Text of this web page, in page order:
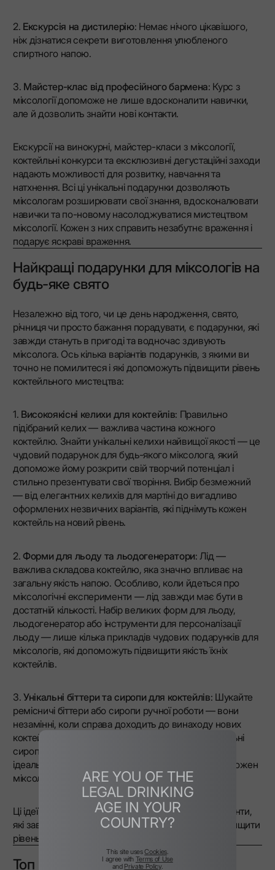
ARE YOU OF THE
LEGAL DRINKING
AGE IN YOUR
COUNTRY?
This site usesCookies.
I agree with Terms of Use
and Private Policy.
2. Екскурсія на дистилерію: Немає нічого цікавішого,
ніж дізнатися секрети виготовлення улюбленого
спиртного напою.
3. Майстер-клас від професійного бармена: Курс з
міксології допоможе не лише вдосконалити навички,
але й дозволить знайти нові контакти.
Екскурсії на винокурні, майстер-класи з міксології,
коктейльні конкурси та ексклюзивні дегустаційні заходи
надають можливості для розвитку, навчання та
натхнення. Всі ці унікальні подарунки дозволяють
міксологам розширювати свої знання, вдосконалювати
навички та по-новому насолоджуватися мистецтвом
міксології. Кожен з них справить незабутнє враження і
подарує яскраві враження.
Найкращі подарунки для міксологів на
будь-яке свято
Незалежно від того, чи це день народження, свято,
річниця чи просто бажання порадувати, є подарунки, які
завжди стануть в пригоді та водночас здивують
міксолога. Ось кілька варіантів подарунків, з якими ви
точно не помилитеся і які допоможуть підвищити рівень
коктейльного мистецтва:
1. Високоякісні келихи для коктейлів: Правильно
підібраний келих — важлива частина кожного
коктейлю. Знайти унікальні келихи найвищої якості — це
чудовий подарунок для будь-якого міксолога, який
допоможе йому розкрити свій творчий потенціал і
стильно презентувати свої творіння. Вибір безмежний
— від елегантних келихів для мартіні до вигадливо
оформлених незвичних варіантів, які піднімуть кожен
коктейль на новий рівень.
2. Форми для льоду та льодогенератори: Лід —
важлива складова коктейлю, яка значно впливає на
загальну якість напою. Особливо, коли йдеться про
міксологічні експерименти — лід завжди має бути в
достатній кількості. Набір великих форм для льоду,
льодогенератор або інструменти для персоналізації
льоду — лише кілька прикладів чудових подарунків для
міксологів, які допоможуть підвищити якість їхніх
коктейлів.
3. Унікальні біттери та сиропи для коктейлів: Шукайте
ремісничі біттери або сиропи ручної роботи — вони
незамінні, коли справа доходить до винаходу нових
коктейлів і дослідження цікавих комбінацій. Унікальні
сиропи та біттери додають напоям складність і є
ідеальним подарунком, який обов’язково оцінить кожен
міксолог.
Ці ідеї подарунків для міксологів — практичні варіанти,
які завжди потрібні, коли йдеться про те, щоб підвищити
рівень коктейлів.
Топ ідей подарунків міксологам